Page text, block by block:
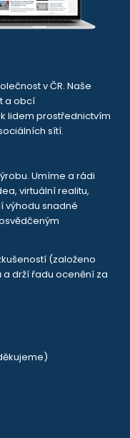
v ČR. Naše
a obcí
lidem prostřednictvím
sítí.
Umíme a rádi
virtuální realitu,
výhodu snadné
(založeno
a drží řadu ocenění za